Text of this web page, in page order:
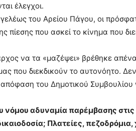
έλεγχοι.
του Αρείου Πάγου, οι
πίεσης που ασκεί το κίνημα που
να τα «μαζέψει» βρέθηκε
που διεκδικούν το αυτονόητο.
απόφαση του Δημοτικού
νόμου αδυναμία παρέμβασης
Πλατείες,